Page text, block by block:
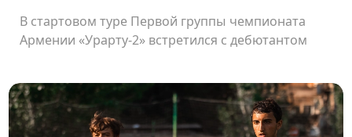
В стартовом туре Первой группы чемпионата
Армении «Урарту-2» встретился с дебютантом